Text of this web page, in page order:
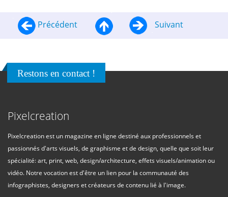
Précédent Suivant
Restons en contact !
Pixelcreation
Pixelcreation est un magazine en ligne destiné aux professionnels et
passionnés d'arts visuels, de graphisme et de design, quelle que soit leur
spécialité: art, print, web, design/architecture, effets visuels/animation ou
vidéo. Notre vocation est d'être un lien pour la communauté des
infographistes, designers et créateurs de contenu lié à l'image.